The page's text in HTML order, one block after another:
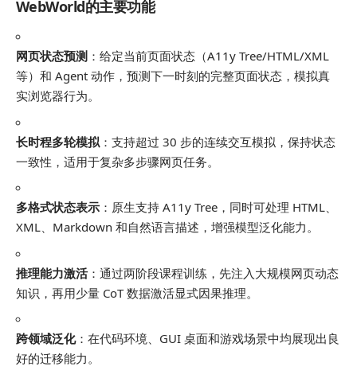
WebWorld的主要功能
网页状态预测 ：给定当前页面状态（A11y Tree/HTML/XML
等）和 Agent 动作，预测下一时刻的完整页面状态，模拟真
实浏览器行为。
长时程多轮模拟 ：支持超过 30 步的连续交互模拟，保持状态
一致性，适用于复杂多步骤网页任务。
多格式状态表示 ：原生支持 A11y Tree，同时可处理 HTML、
XML、Markdown 和自然语言描述，增强模型泛化能力。
推理能力激活：通过两阶段课程训练，先注入大规模网页动态
知识，再用少量 CoT 数据激活显式因果推理。
跨领域泛化：在代码环境、GUI 桌面和游戏场景中均展现出良
好的迁移能力。